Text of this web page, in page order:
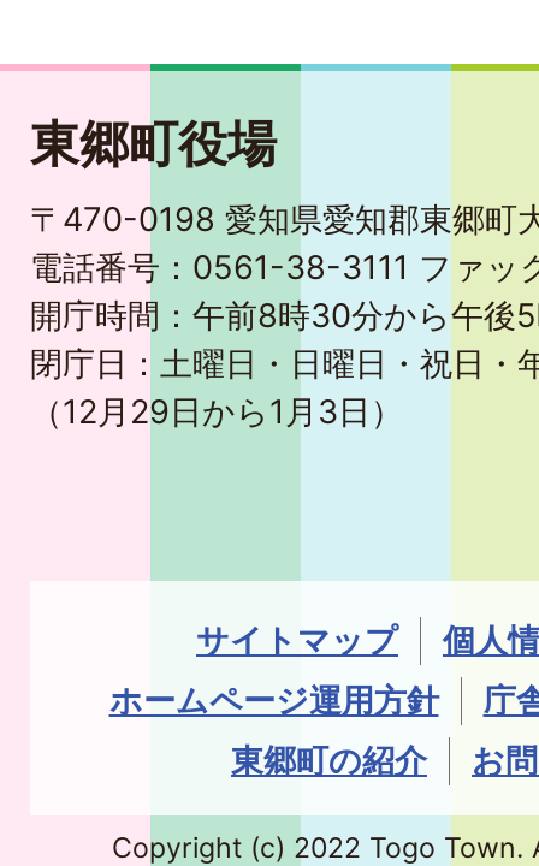
東郷町役場
〒470-0198 愛知県愛知郡東郷町
電話番号：0561-38-3111 ファ
開庁時間：午前8時30分から午後
閉庁日：土曜日・日曜日・祝日・
（12月29日から1月3日）
サイトマップ
個人
ホームページ運用方針
庁
東郷町の紹介
お
Copyright (c) 2022 Togo Town.